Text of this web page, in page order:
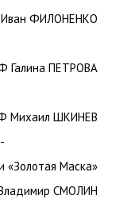
Иван ФИЛОНЕНКО
Галина ПЕТРОВА
Михаил ШКИНЕВ
«Золотая Маска»
СМОЛИН